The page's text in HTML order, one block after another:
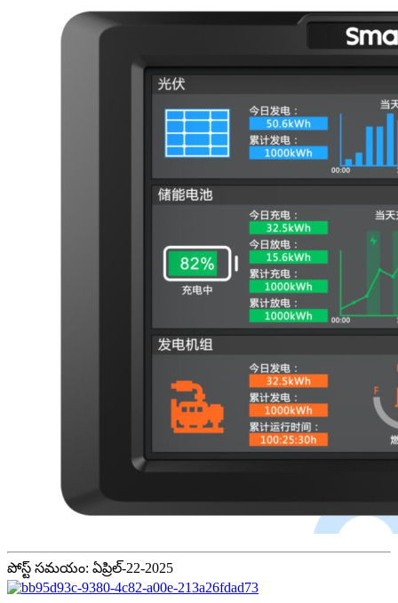
పోస్ట్ సమయం: ఏప్రిల్-22-2025